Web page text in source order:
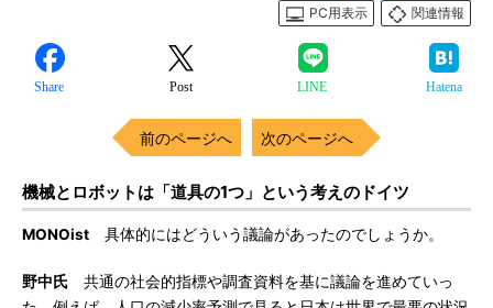
PC用表示
関連情報
Share Post LINE Hatena
前のページへ 次のページへ
機械とロボットは「道具の1つ」という考えのドイツ
MONOist 具体的にはどういう議論があったのでしょうか。
野中氏 共通の社会的指標や調査資料を基に議論を進めていっ